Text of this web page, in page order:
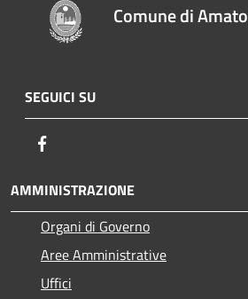
Comune di Amato
SEGUICI SU
AMMINISTRAZIONE
Organi di Governo
Aree Amministrative
Uffici